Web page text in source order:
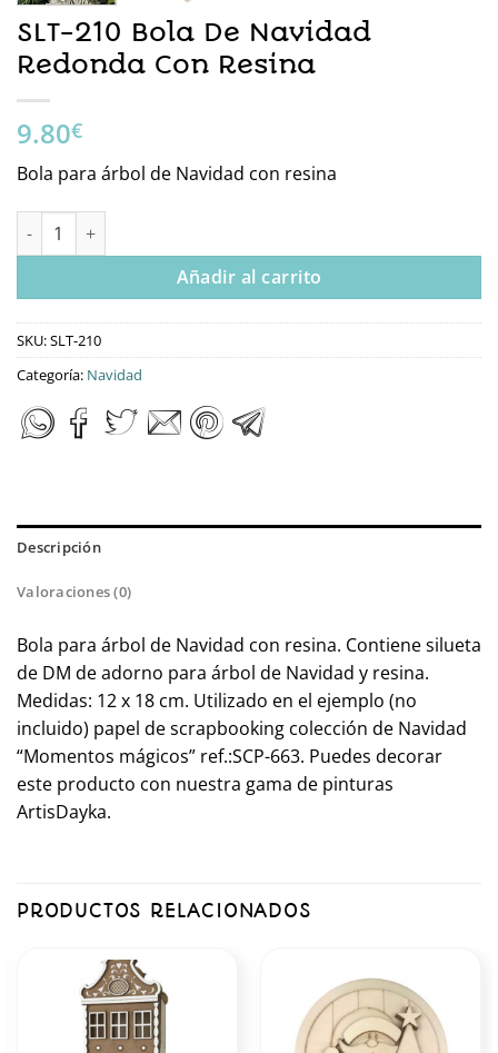
SLT-210 Bola De Navidad
Redonda Con Resina
9.80€
Bola para árbol de Navidad con resina
SLT-210 Bola De Navidad Redonda Con Resina cantidad
Añadir al carrito
SKU:SLT-210
Categoría: Navidad
Descripción
Valoraciones (0)
Bola para árbol de Navidad con resina. Contiene silueta
de DM de adorno para árbol de Navidad y resina.
Medidas: 12 x 18 cm. Utilizado en el ejemplo (no
incluido) papel de scrapbooking colección de Navidad
“Momentos mágicos” ref.:SCP-663. Puedes decorar
este producto con nuestra gama de pinturas
ArtisDayka.
PRODUCTOS RELACIONADOS